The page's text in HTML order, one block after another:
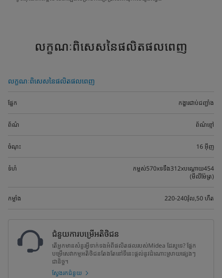
លក្ខណៈពិសេសនៃផលិតផលពេញ
លក្ខណៈពិសេសនៃផលិតផលពេញ
ផ្នែក កង្ហារជាប់ជញ្ជាំង
ព័ណ៌ ព័ណ៌ខ្មៅ
ចំណុះ 16 អ៊ីញ
ទំហំ
កម្ពស់570xទទឹង312xបណ្តោយ454
(មីលីម៉ែត្រ)
កម្លាំង 220-240វ៉ុល,50 ហឺត
ជំនួយការបម្រើអតិថិជន
តើអ្នកមានសំនួរអ្វីទាក់ទងអំពីផលិតផលរបស់Midea ដែរឬទេ? ផ្នែក
បម្រើសេវាកម្មអតិថិជនតែងតែនៅទីនេះផ្តល់នូវដំណោះស្រាយផ្សេងៗ
ជានិច្ច។
ស្វែងរកជំនួយ